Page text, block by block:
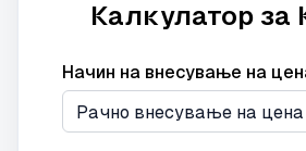
Калкулатор за
Начин на внесување на